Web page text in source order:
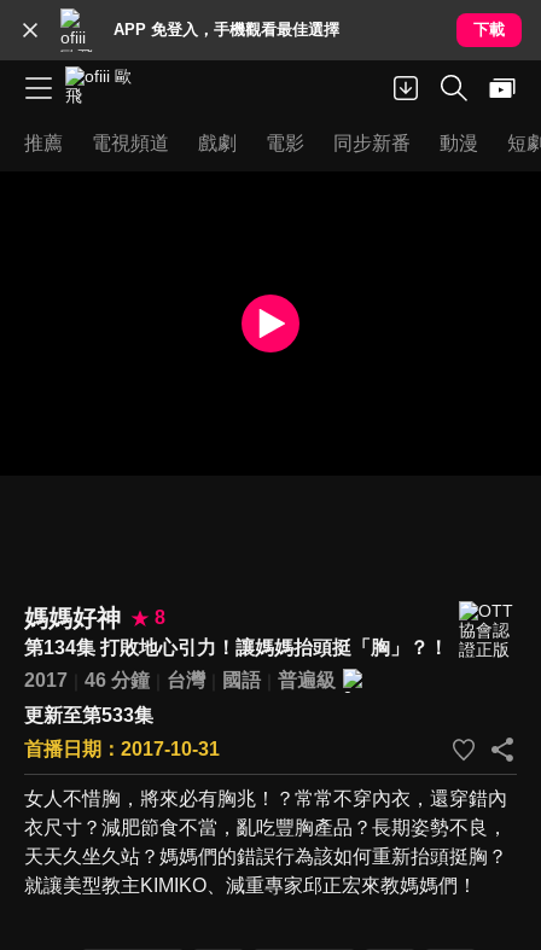
APP 免登入，手機觀看最佳選擇 下載
推薦 電視頻道 戲劇 電影 同步新番 動漫 短
媽媽好神
8
第134集 打敗地心引力！讓媽媽抬頭挺「胸」？！
2017
46 分鐘 台灣 國語
普遍級
更新至第533集
首播日期：2017-10-31
女人不惜胸，將來必有胸兆！？常常不穿內衣，還穿錯內
衣尺寸？減肥節食不當，亂吃豐胸產品？長期姿勢不良，
天天久坐久站？媽媽們的錯誤行為該如何重新抬頭挺胸？
就讓美型教主KIMIKO、減重專家邱正宏來教媽媽們！